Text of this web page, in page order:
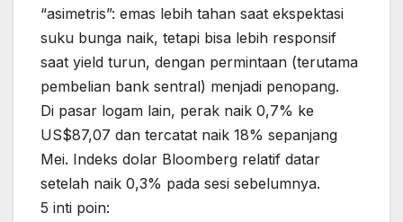
“asimetris”: emas lebih tahan saat ekspektasi
suku bunga naik, tetapi bisa lebih responsif
saat yield turun, dengan permintaan (terutama
pembelian bank sentral) menjadi penopang.
Di pasar logam lain, perak naik 0,7% ke
US$87,07 dan tercatat naik 18% sepanjang
Mei. Indeks dolar Bloomberg relatif datar
setelah naik 0,3% pada sesi sebelumnya.
5 inti poin: